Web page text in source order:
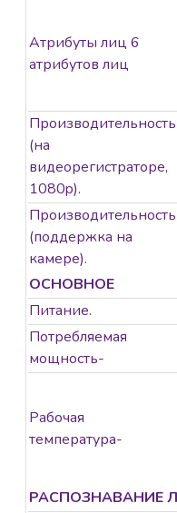
Атрибуты лиц 6
атрибутов лиц
Производительность
(на
видеорегистраторе,
1080p).
Производительность
(поддержка на
камере).
ОСНОВНОЕ
Питание.
Потребляемая
мощность-
Рабочая
температура-
РАСПОЗНАВАНИЕ